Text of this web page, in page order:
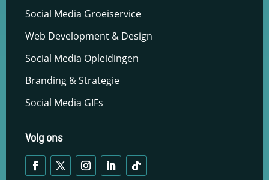
Social Media Groeiservice
Web Development & Design
Social Media Opleidingen
Branding & Strategie
Social Media GIFs
Volg ons